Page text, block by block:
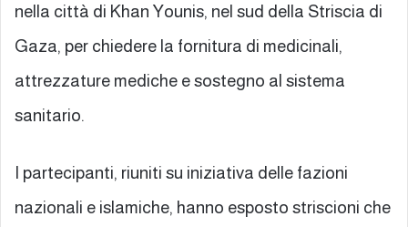
nella città di Khan Younis, nel sud della Striscia di
Gaza, per chiedere la fornitura di medicinali,
attrezzature mediche e sostegno al sistema
sanitario.
I partecipanti, riuniti su iniziativa delle fazioni
nazionali e islamiche, hanno esposto striscioni che